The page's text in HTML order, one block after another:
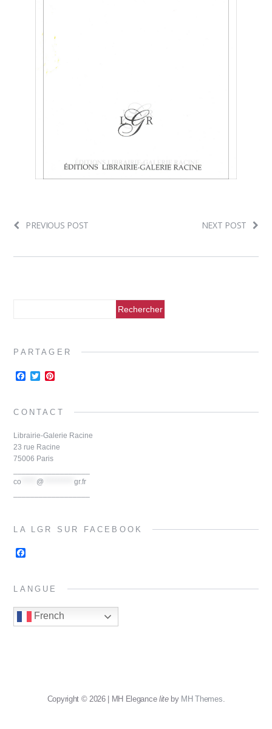
PREVIOUS POST NEXT POST
PARTAGER
F
a
b
o
k
T
w
t
r
e
e
s
t
CONTACT
Librairie-Galerie Racine
23 rue Racine
75006 Paris
co
@ **********gr.fr
LA LGR SUR FACEBOOK
b
o
k
LANGUE
French
Copyright © 2026 | MH Elegance liteby MH Themes.